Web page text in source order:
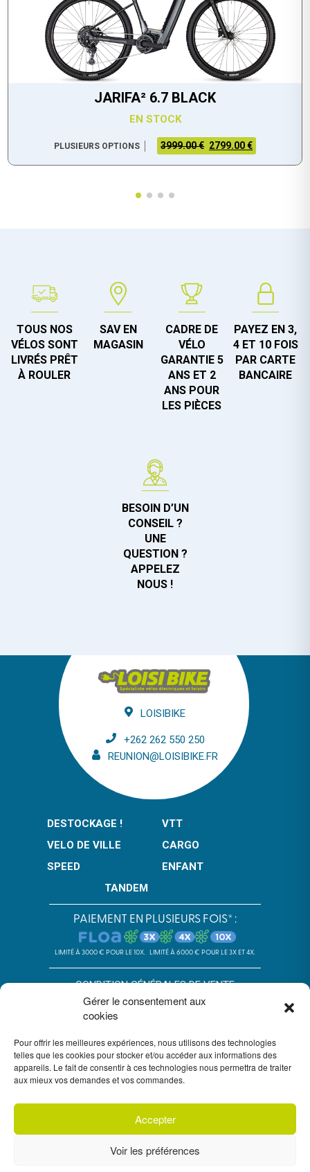
Gérer le consentement aux
cookies
Pour offrir les meilleures expériences, nous utilisons des technologies
telles que les cookies pour stocker et/ou accéder aux informations des
appareils. Le fait de consentir à ces technologies nous permettra de traiter
aux mieux vos demandes et vos commandes.
Accepter
Voir les préférences
JARIFA² 6.7 BLACK
EN STOCK
PLUSIEURS OPTIONS 3999.00 € 2799.00 €
TOUS NOS
VÉLOS SONT
LIVRÉS PRÊT
À ROULER
SAV EN
MAGASIN
CADRE DE
VÉLO
GARANTIE 5
ANS ET 2
ANS POUR
LES PIÈCES
PAYEZ EN 3,
4 ET 10 FOIS
PAR CARTE
BANCAIRE
BESOIN D’UN
CONSEIL ?
UNE
QUESTION ?
APPELEZ
NOUS !
LOISIBIKE
+262 262 550 250
REUNION@LOISIBIKE.FR
DESTOCKAGE !
VTT
VELO DE VILLE
CARGO
SPEED
ENFANT
TANDEM
PAIEMENT EN PLUSIEURS FOIS* :
LIMITÉ À 3000 € POUR LE 10X. LIMITÉ À 6000 € POUR LE 3X ET 4X.
CONDITION GÉNÉRALES DE VENTE
POLITIQUE DE CONFIDENTIALITÉ
CAPITAL DE 72 297 200 € - RCS BORDEAUX 434 130 423 –
IMMEUBLE G7, 71 RUE LUCIEN FAURE 33300 BORDEAUX,
ENREGISTRÉE À L’ORIAS SOUS LE N°07028160. SOUMISE AU
CONTRÔLE DE L’AUTORITÉ DE CONTRÔLE PRUDENTIEL ET DE
CONDITIONS DU PAIEMENT EN PLUSIEURS FOIS FLOAICI. UN
CRÉDIT VOUS ENGAGE ET DOIT ÊTRE REMBOURSÉ. VÉRIFIEZ VOS
CAPACITÉS DE REMBOURSEMENT AVANT DE VOUS ENGAGER.